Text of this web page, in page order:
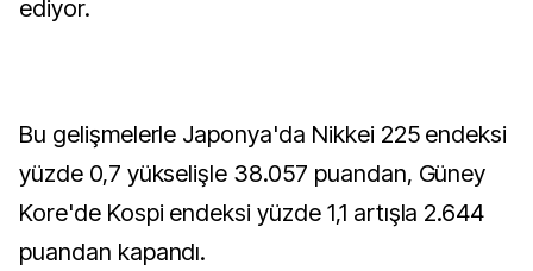
ediyor.
Bu gelişmelerle Japonya'da Nikkei 225 endeksi
yüzde 0,7 yükselişle 38.057 puandan, Güney
Kore'de Kospi endeksi yüzde 1,1 artışla 2.644
puandan kapandı.